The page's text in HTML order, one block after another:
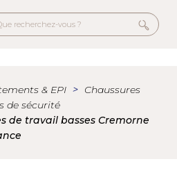
& EPI
Chaussures
de sécurité
de travail basses Cremorne